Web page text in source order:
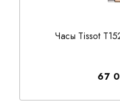
Часы Tissot
67